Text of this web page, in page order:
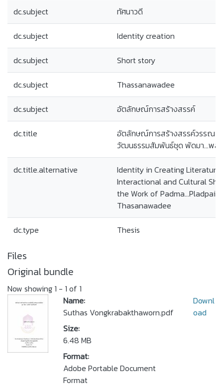
dc.subject ทัศนาวดี
dc.subject Identity creation
dc.subject Short story
dc.subject Thassanawadee
dc.subject อัตลักษณ์การสร้างสรรค์
dc.title
อัตลักษณ์การสร้างสรรค์วรรณก
วัฒนธรรมสัมพันธ์ชุด พัดมา...พลั
dc.title.alternative
Identity in Creating Literature
Interactional and Cultural
the Work of Padma...Pladpai
Thasanawadee
dc.type Thesis
Files
Original bundle
Now showing 1 - 1 of 1
Name:
Suthas Vongkrabakthaworn.pdf
Size:
6.48 MB
Format:
Adobe Portable Document
Format
Downl
oad